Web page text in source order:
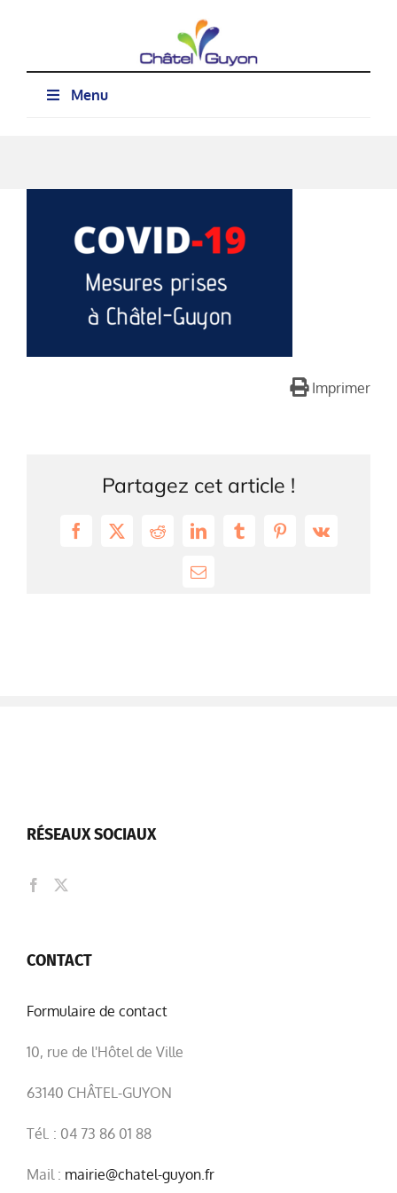
Menu
Imprimer
Partagez cet article !
Facebook
X RedditLinkedInTumblrPinterest
Vk
Email
RÉSEAUX SOCIAUX
CONTACT
Formulaire de contact
10, rue de l'Hôtel de Ville
63140 CHÂTEL-GUYON
Tél. : 04 73 86 01 88
Mail : mairie@chatel-guyon.fr